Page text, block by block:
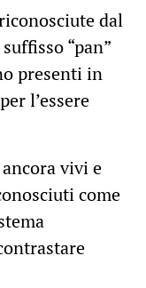
dal
“pan”
presenti in
l’essere
vivi e
come